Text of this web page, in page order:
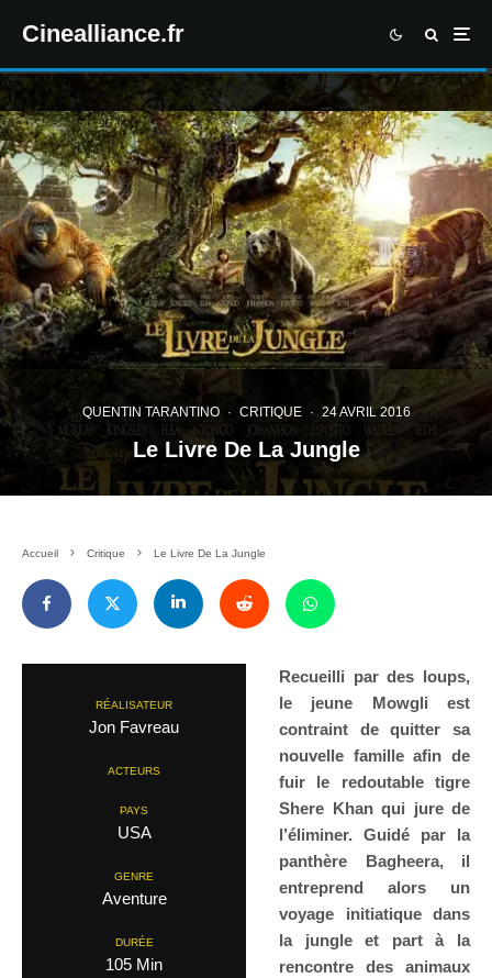
Cinealliance.fr
QUENTIN TARANTINO · CRITIQUE · 24 AVRIL 2016
Le Livre De La Jungle
Accueil Critique Le Livre De La Jungle
RÉALISATEUR
Jon Favreau
ACTEURS
PAYS
USA
GENRE
Aventure
DURÉE
105 Min
Recueilli par des loups,
le jeune Mowgli est
contraint de quitter sa
nouvelle famille afin de
fuir le redoutable tigre
Shere Khan qui jure de
l’éliminer. Guidé par la
panthère Bagheera, il
entreprend alors un
voyage initiatique dans
la jungle et part à la
rencontre des animaux